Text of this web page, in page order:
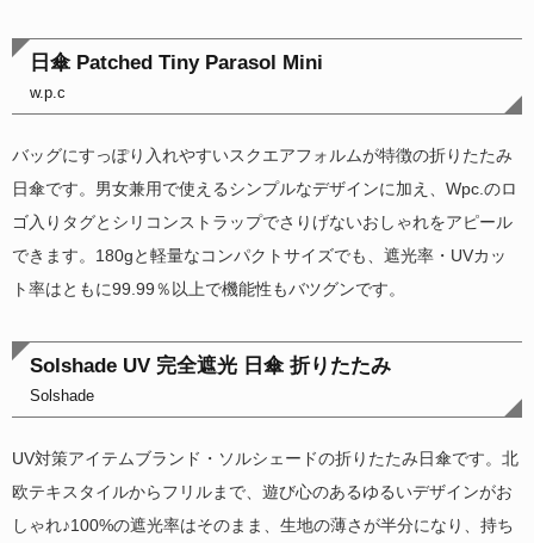
日傘 Patched Tiny Parasol Mini
w.p.c
バッグにすっぽり入れやすいスクエアフォルムが特徴の折りたたみ
日傘です。男女兼用で使えるシンプルなデザインに加え、Wpc.のロ
ゴ入りタグとシリコンストラップでさりげないおしゃれをアピール
できます。180gと軽量なコンパクトサイズでも、遮光率・UVカッ
ト率はともに99.99％以上で機能性もバツグンです。
Solshade UV 完全遮光 日傘 折りたたみ
Solshade
UV対策アイテムブランド・ソルシェードの折りたたみ日傘です。北
欧テキスタイルからフリルまで、遊び心のあるゆるいデザインがお
しゃれ♪100%の遮光率はそのまま、生地の薄さが半分になり、持ち